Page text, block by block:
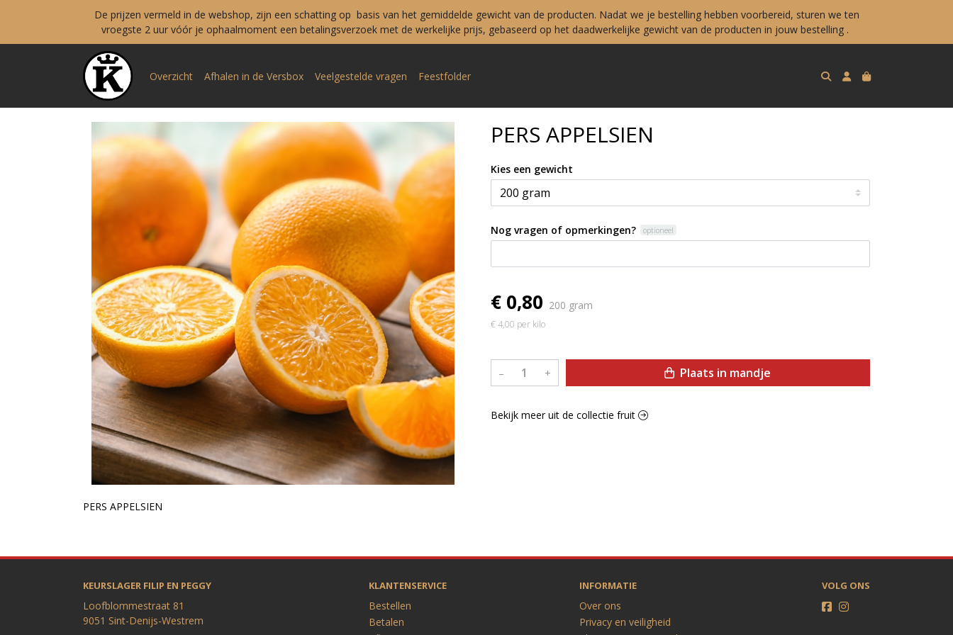
De prijzen vermeld in de webshop, zijn een schatting op basis van het gemiddelde gewicht van de producten. Nadat we je bestelling hebben voorbereid, sturen we ten
vroegste 2 uur vóór je ophaalmoment een betalingsverzoek met de werkelijke prijs, gebaseerd op het daadwerkelijke gewicht van de producten in jouw bestelling .
Overzicht Afhalen in de Versbox Veelgestelde vragen Feestfolder
PERS APPELSIEN
PERS APPELSIEN
Kies een gewicht
Nog vragen of opmerkingen? optioneel
€ 0,80 200 gram
€ 4,00 per kilo
– + Plaats in mandje
Bekijk meer uit de collectie fruit
KEURSLAGER FILIP EN PEGGY
Loofblommestraat 81
9051 Sint-Denijs-Westrem
KLANTENSERVICE
Bestellen
Betalen
INFORMATIE
Over ons
Privacy en veiligheid
VOLG ONS